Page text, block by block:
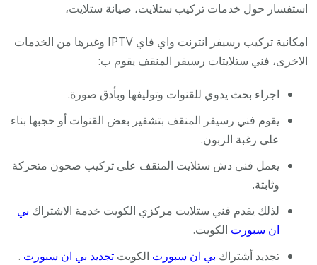
استفسار حول خدمات تركيب ستلايت، صيانة ستلايت،
امكانية تركيب رسيفر انترنت واي فاي IPTV وغيرها من الخدمات
الاخرى، فني ستلايتات رسيفر المنقف يقوم ب:
اجراء بحث يدوي للقنوات وتوليفها وبأدق صورة.
يقوم فني رسيفر المنقف بتشفير بعض القنوات أو حجبها بناء
على رغبة الزبون.
يعمل فني دش ستلايت المنقف على تركيب صحون متحركة
وثابتة.
لذلك يقدم فني ستلايت مركزي الكويت خدمة الاشتراك بي
ان سبورت الكويت.
تجديد أشتراك بي ان سبورت الكويتتجديد بي ان سبورت .